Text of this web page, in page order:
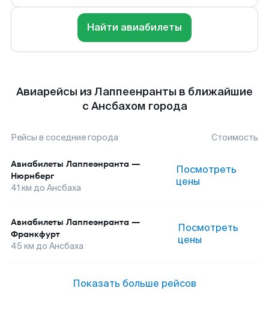
Найти авиабилеты
Авиарейсы из Лаппеенранты в ближайшие
с Ансбахом города
Рейсы в соседние города Стоимость
Авиабилеты Лаппеэнранта —
Нюрнберг
41 км до Ансбаха
Посмотреть
цены
Авиабилеты Лаппеэнранта —
Франкфурт
45 км до Ансбаха
Посмотреть
цены
Показать больше рейсов